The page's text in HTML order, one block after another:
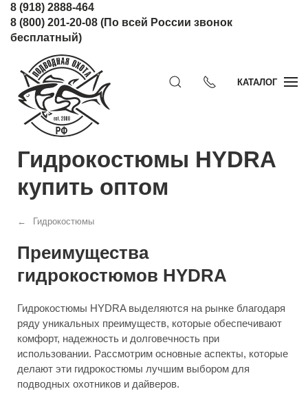
8 (918) 2888-464
8 (800) 201-20-08 (По всей России звонок
бесплатный)
КАТАЛОГ
Гидрокостюмы HYDRA
купить оптом
Гидрокостюмы
Преимущества
гидрокостюмов HYDRA
Гидрокостюмы HYDRA выделяются на рынке благодаря
ряду уникальных преимуществ, которые обеспечивают
комфорт, надежность и долговечность при
использовании. Рассмотрим основные аспекты, которые
делают эти гидрокостюмы лучшим выбором для
подводных охотников и дайверов.